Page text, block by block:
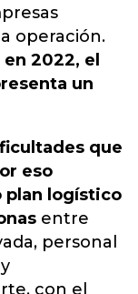
operación.
2022, el
un
que
eso
plan logístico
entre
personal
con el